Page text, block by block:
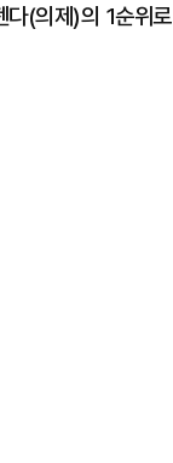
(의제)의 1순위로